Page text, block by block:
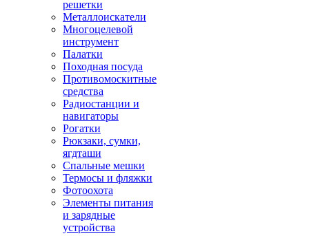
решетки
Металлоискатели
Многоцелевой
инструмент
Палатки
Походная посуда
Противомоскитные
средства
Радиостанции и
навигаторы
Рогатки
Рюкзаки, сумки,
ягдташи
Спальные мешки
Термосы и фляжки
Фотоохота
Элементы питания
и зарядные
устройства